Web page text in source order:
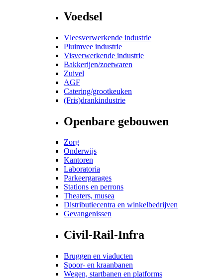
Voedsel
Vleesverwerkende industrie
Pluimvee industrie
Visverwerkende industrie
Bakkerijen/zoetwaren
Zuivel
AGF
Catering/grootkeuken
(Fris)drankindustrie
Openbare gebouwen
Zorg
Onderwijs
Kantoren
Laboratoria
Parkeergarages
Stations en perrons
Theaters, musea
Distributiecentra en winkelbedrijven
Gevangenissen
Civil-Rail-Infra
Bruggen en viaducten
Spoor- en kraanbanen
Wegen, startbanen en platforms